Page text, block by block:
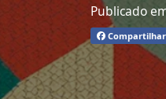
Publicado
Compartilhar